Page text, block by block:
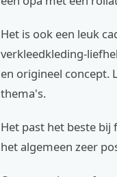
Het is ook een leuk
verkleedkleding-
en origineel concept.
thema's.
Het past het beste bij
het algemeen zeer